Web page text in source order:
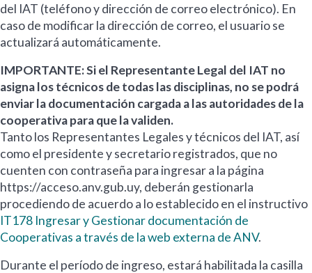
del IAT (teléfono y dirección de correo electrónico). En
caso de modificar la dirección de correo, el usuario se
actualizará automáticamente.
IMPORTANTE: Si el Representante Legal del IAT no
asigna los técnicos de todas las disciplinas, no se podrá
enviar la documentación cargada a las autoridades de la
cooperativa para que la validen.
Tanto los Representantes Legales y técnicos del IAT, así
como el presidente y secretario registrados, que no
cuenten con contraseña para ingresar a la página
https://acceso.anv.gub.uy, deberán gestionarla
procediendo de acuerdo a lo establecido en el instructivo
IT178 Ingresar y Gestionar documentación de
Cooperativas a través de la web externa de ANV.
Durante el período de ingreso, estará habilitada la casilla